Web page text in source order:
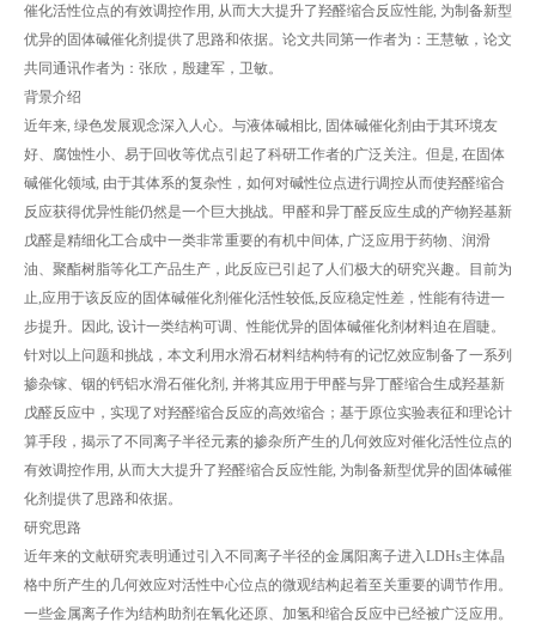
催化活性位点的有效调控作用, 从而大大提升了羟醛缩合反应性能, 为制备新型
优异的固体碱催化剂提供了思路和依据。论文共同第一作者为：王慧敏，论文
共同通讯作者为：张欣，殷建军，卫敏。
背景介绍
近年来, 绿色发展观念深入人心。与液体碱相比, 固体碱催化剂由于其环境友
好、腐蚀性小、易于回收等优点引起了科研工作者的广泛关注。但是, 在固体
碱催化领域, 由于其体系的复杂性，如何对碱性位点进行调控从而使羟醛缩合
反应获得优异性能仍然是一个巨大挑战。甲醛和异丁醛反应生成的产物羟基新
戊醛是精细化工合成中一类非常重要的有机中间体, 广泛应用于药物、润滑
油、聚酯树脂等化工产品生产，此反应已引起了人们极大的研究兴趣。目前为
止,应用于该反应的固体碱催化剂催化活性较低,反应稳定性差，性能有待进一
步提升。因此, 设计一类结构可调、性能优异的固体碱催化剂材料迫在眉睫。
针对以上问题和挑战，本文利用水滑石材料结构特有的记忆效应制备了一系列
掺杂镓、铟的钙铝水滑石催化剂, 并将其应用于甲醛与异丁醛缩合生成羟基新
戊醛反应中，实现了对羟醛缩合反应的高效缩合；基于原位实验表征和理论计
算手段，揭示了不同离子半径元素的掺杂所产生的几何效应对催化活性位点的
有效调控作用, 从而大大提升了羟醛缩合反应性能, 为制备新型优异的固体碱催
化剂提供了思路和依据。
研究思路
近年来的文献研究表明通过引入不同离子半径的金属阳离子进入LDHs主体晶
格中所产生的几何效应对活性中心位点的微观结构起着至关重要的调节作用。
一些金属离子作为结构助剂在氧化还原、加氢和缩合反应中已经被广泛应用。